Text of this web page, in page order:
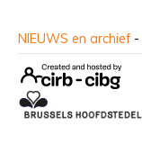
NIEUWS en archief -